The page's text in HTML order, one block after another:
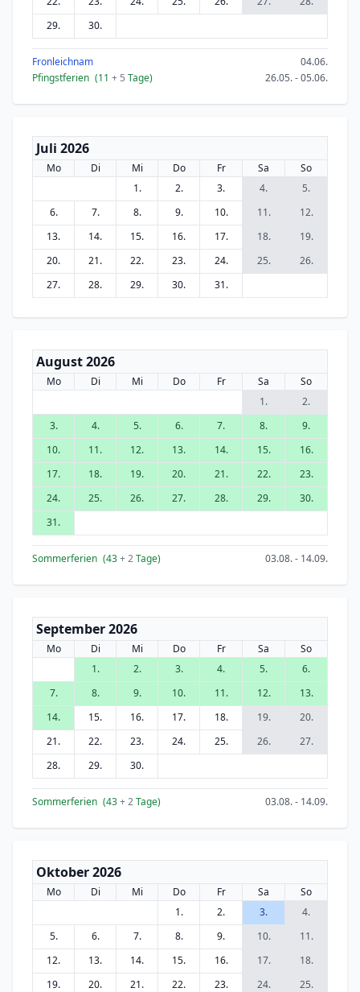
29.
30.
Fronleichnam
04.06.
Pfingstferien (11 + 5 Tage) 26.05. - 05.06.
Juli 2026
Mo Di Mi Do Fr Sa
So
1.
2. 3. 4.
5.
6.
7. 8. 9. 10. 11.
12.
13.
14. 15. 16. 17. 18.
19.
20.
21. 22. 23. 24. 25.
26.
27.
28. 29. 30. 31.
August 2026
Mo Di Mi Do Fr Sa
So
1.
2.
3.
4. 5. 6. 7. 8.
9.
10.
11. 12. 13. 14. 15.
16.
17.
18. 19. 20. 21. 22.
23.
24.
25. 26. 27. 28. 29.
30.
31.
Sommerferien (43+ 2Tage) 03.08. - 14.09.
September 2026
Mo Di Mi Do Fr Sa
So
1.
2. 3. 4. 5.
6.
7.
8. 9. 10. 11. 12.
13.
14.
15. 16. 17. 18. 19.
20.
21.
22. 23. 24. 25. 26.
27.
28.
29. 30.
Sommerferien (43+ 2Tage) 03.08. - 14.09.
Oktober 2026
Mo Di Mi Do Fr Sa
So
1.
2. 3.
4.
5.
6. 7. 8. 9. 10.
11.
12.
13. 14. 15. 16. 17.
18.
19.
20. 21. 22. 23. 24.
25.